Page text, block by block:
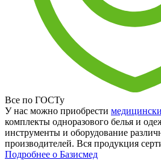
Все по ГОСТу
У нас можно приобрести
комплекты одноразового белья и
инструменты и оборудование
производителей. Вся продукция
Подробнее о Базисмед